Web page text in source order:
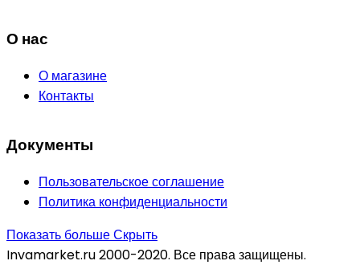
О нас
О магазине
Контакты
Документы
Пользовательское соглашение
Политика конфиденциальности
Показать большеСкрыть
Invamarket.ru 2000-2020. Все права защищены.